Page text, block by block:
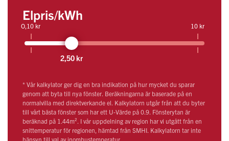
Elpris/kWh
O,10 kr 10 kr
2,50 kr
* Vår kalkylator ger dig en bra indikation på hur mycket du sparar
genom att byta till nya fönster. Beräkningarna är baserade på en
normalvilla med direktverkande el. Kalkylatorn utgår från att du byter
till vårt bästa fönster som har ett U-Värde på 0.9. Fönsterytan är
beräknad på 1.44m². I vår uppdelning av region har vi utgått från en
snittemperatur för regionen, hämtad från SMHI. Kalkylatorn tar inte
hänsyn till val av inomhustemperatur.